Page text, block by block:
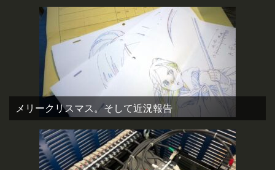
メリークリスマス。そして近況報告